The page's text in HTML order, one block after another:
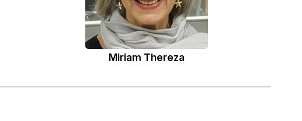
Miriam Thereza